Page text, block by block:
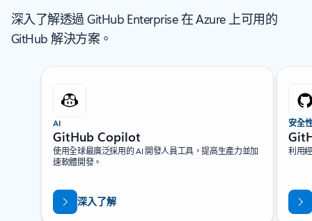
深入了解透過 GitHub Enterprise 在 Azure 上可用的
GitHub 解決方案。
顯示 1 張投影片 (共 2 張)
AI
GitHub Copilot
使用全球最廣泛採用的 AI 開發人員工具，提高生產力並加
速軟體開發。
深入了解
安全
利用